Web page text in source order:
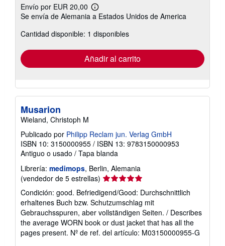
Envío por EUR 20,00
Más
información
las
tarifas
envío
Se envía de Alemania a Estados Unidos de America
Cantidad disponible: 1 disponibles
Añadir al carrito
Musarion
Wieland, Christoph M
Publicado por Philipp Reclam jun. Verlag GmbH
ISBN 10: 3150000955 / ISBN 13: 9783150000953
Antiguo o usado / Tapa blanda
Librería: medimops, Berlin, Alemania
(vendedor de 5 estrellas) Calificación
vendedor:
5
de
5
estrellas
Condición: good. Befriedigend/Good: Durchschnittlich
erhaltenes Buch bzw. Schutzumschlag mit
Gebrauchsspuren, aber vollständigen Seiten. / Describes
the average WORN book or dust jacket that has all the
pages present. Nº de ref. del artículo: M03150000955-G